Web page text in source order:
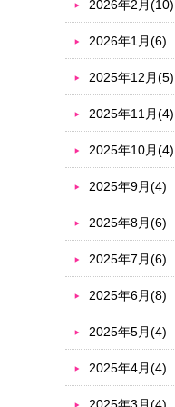
2026年2月(10)
2026年1月(6)
2025年12月(5)
2025年11月(4)
2025年10月(4)
2025年9月(4)
2025年8月(6)
2025年7月(6)
2025年6月(8)
2025年5月(4)
2025年4月(4)